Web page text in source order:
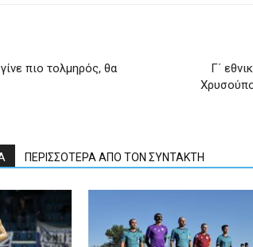
πιο τολμηρός, θα
Γ΄
ΠΕΡΙΣΣΟΤΕΡΑ ΑΠΟ ΤΟΝ ΣΥΝΤΑΚΤΗ